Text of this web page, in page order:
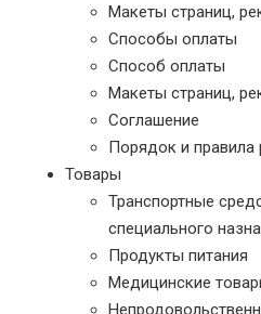
Макеты страниц,
Способы оплаты
Способ оплаты
Макеты страниц,
Соглашение
Порядок и
Товары
Транспортные
специального
Продукты питания
Медицинские